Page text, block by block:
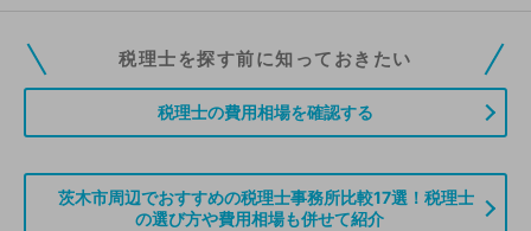
税理士ドットコムの無料会員にご登録いただくと、貴事務所の情報を編集し
ていただくことができます。また、税理士をお探しの方との接点をご提供す
無料登録のご案内はこちら
税理士を探す前に知っておきたい
税理士の費用相場を確認する
茨木市周辺でおすすめの税理士事務所比較17選！税理士
の選び方や費用相場も併せて紹介